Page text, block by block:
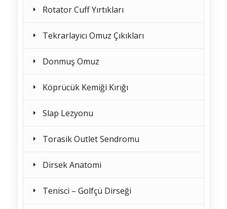
Rotator Cuff Yırtıkları
Tekrarlayıcı Omuz Çıkıkları
Donmuş Omuz
Köprücük Kemiği Kırığı
Slap Lezyonu
Torasik Outlet Sendromu
Dirsek Anatomi
Tenisci – Golfçü Dirseği